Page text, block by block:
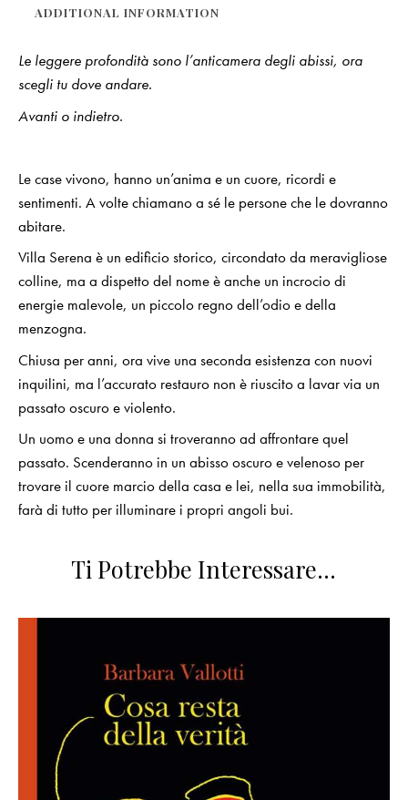
ADDITIONAL INFORMATION
Le leggere profondità sono l’anticamera degli abissi, ora
scegli tu dove andare.
Avanti o indietro.
Le case vivono, hanno un’anima e un cuore, ricordi e
sentimenti. A volte chiamano a sé le persone che le dovranno
abitare.
Villa Serena è un edificio storico, circondato da meravigliose
colline, ma a dispetto del nome è anche un incrocio di
energie malevole, un piccolo regno dell’odio e della
menzogna.
Chiusa per anni, ora vive una seconda esistenza con nuovi
inquilini, ma l’accurato restauro non è riuscito a lavar via un
passato oscuro e violento.
Un uomo e una donna si troveranno ad affrontare quel
passato. Scenderanno in un abisso oscuro e velenoso per
trovare il cuore marcio della casa e lei, nella sua immobilità,
farà di tutto per illuminare i propri angoli bui.
Ti Potrebbe Interessare…